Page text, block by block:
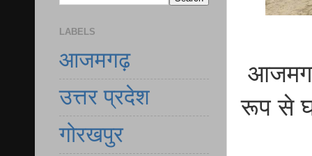
रूप से
LABELS
आजमगढ़
उत्तर प्रदेश
गोरखपुर